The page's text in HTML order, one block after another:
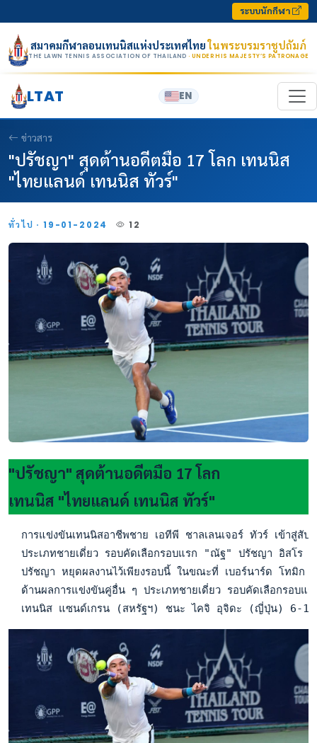
ระบบนักกีฬา
สมาคมกีฬาลอนเทนนิสแห่งประเทศไทยในพระบรมราชูปถัมภ์
THE LAWN TENNIS ASSOCIATION OF THAILAND · UNDER HIS MAJESTY’S PATRONAGE
LTAT EN
ข่าวสาร
"ปรัชญา" สุดต้านอดีตมือ 17 โลก เทนนิส
"ไทยแลนด์ เทนนิส ทัวร์"
ทั่วไป · 19-01-2024 12
"ปรัชญา" สุดต้านอดีตมือ 17 โลก
เทนนิส "ไทยแลนด์ เทนนิส ทัวร์"
การแข่งขันเทนนิสอาชีพชาย เอทีพี ชาลเลนเจอร์ ทัวร์ เข้าสู่
ประเภทชายเดี่ยว รอบคัดเลือกรอบแรก "ณัฐ" ปรัชญา อิสโร
ปรัชญา หยุดผลงานไว้เพียงรอบนี้ ในขณะที่ เบอร์นาร์ด โทมิก
ด้านผลการแข่งขันคู่อื่น ๆ ประเภทชายเดี่ยว รอบคัดเลือกรอบ
เทนนิส แซนด์เกรน (สหรัฐฯ) ชนะ ไคจิ อุจิดะ (ญี่ปุ่น) 6-